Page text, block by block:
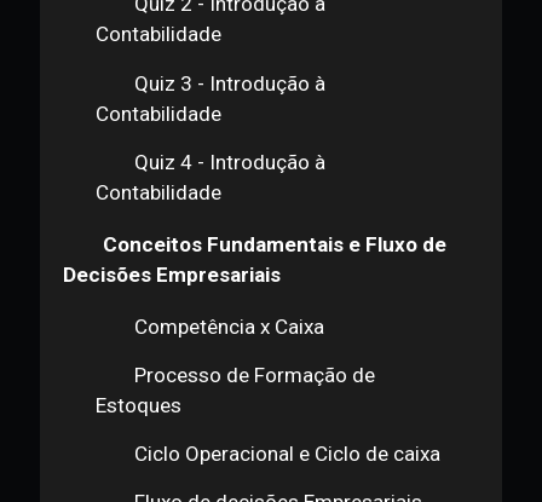
Planilha de Balanço Patrimonial
Contabilidade
Quiz 2 - Introdução à
Contabilidade
Quiz 3 - Introdução à
Contabilidade
Quiz 4 - Introdução à
Conceitos Fundamentais e Fluxo de